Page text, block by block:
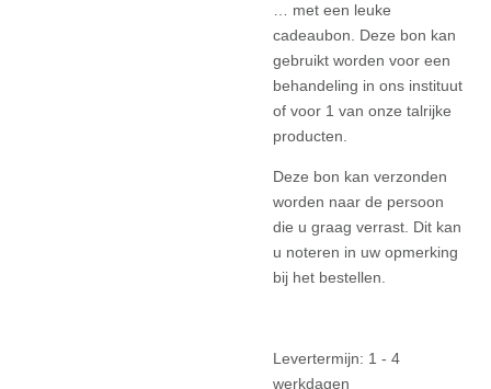
… met een leuke
cadeaubon. Deze bon kan
gebruikt worden voor een
behandeling in ons instituut
of voor 1 van onze talrijke
producten.
Deze bon kan verzonden
worden naar de persoon
die u graag verrast. Dit kan
u noteren in uw opmerking
bij het bestellen.
Levertermijn: 1 - 4
werkdagen